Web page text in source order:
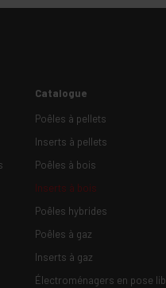
Catalogue
Poêles à pellets
Inserts à pellets
Poêles à bois
Inserts à bois
Poêles hybrides
Poêles à gaz
Inserts à gaz
Électroménagers en pose